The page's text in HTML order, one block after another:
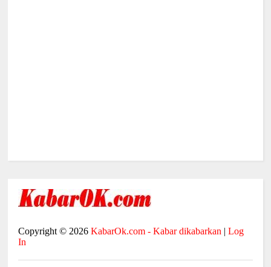
Copyright © 2026KabarOk.com - Kabar dikabarkan |Log
In